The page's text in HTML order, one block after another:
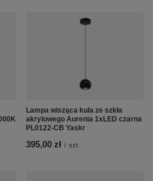
Lampa wisząca kula ze szkła
akrylowego Aurenia 1xLED czarna
PL0122-CB Yaskr
395,00 zł / szt.